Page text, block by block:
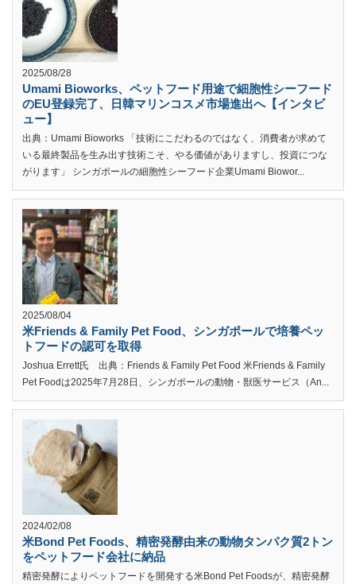
2025/08/28
Umami Bioworks、ペットフード用途で細胞性シーフード
のEU登録完了、日韓マリンコスメ市場進出へ【インタビ
ュー】
出典：Umami Bioworks 「技術にこだわるのではなく、消費者が求めて
いる最終製品を生み出す技術こそ、やる価値がありますし、投資につな
がります」 シンガポールの細胞性シーフード企業Umami Biowor...
2025/08/04
米Friends & Family Pet Food、シンガポールで培養ペッ
トフードの認可を取得
Joshua Errett氏 出典：Friends & Family Pet Food 米Friends & Family
Pet Foodは2025年7月28日、シンガポールの動物・獣医サービス（An...
2024/02/08
米Bond Pet Foods、精密発酵由来の動物タンパク質2トン
をペットフード会社に納品
精密発酵によりペットフードを開発する米Bond Pet Foodsが、精密発酵